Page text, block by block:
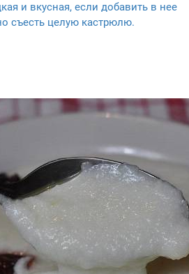
и вкусная, если добавить в нее
съесть целую кастрюлю.